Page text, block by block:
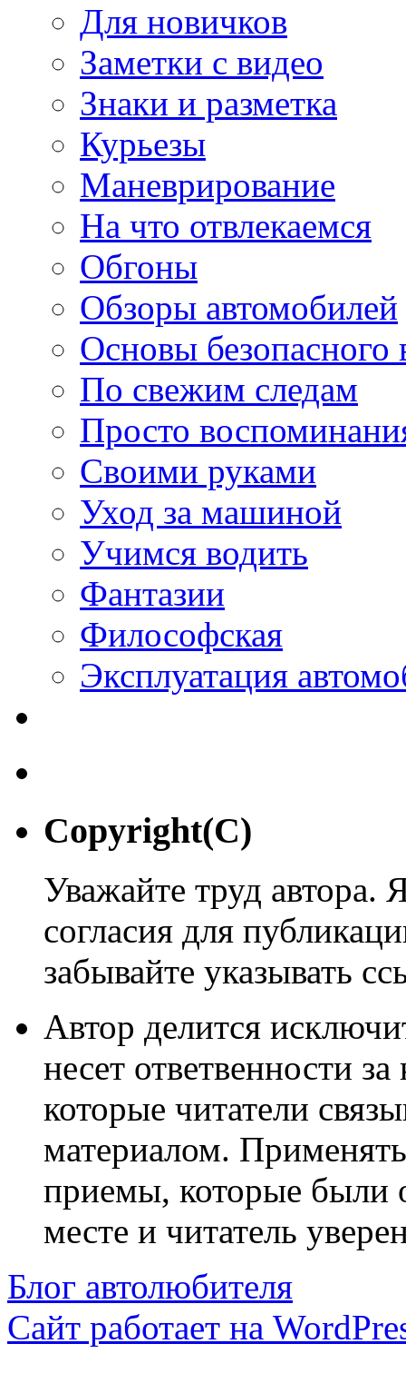
Для новичков
Заметки с видео
Знаки и разметка
Курьезы
Маневрирование
На что отвлекаемся
Обгоны
Обзоры автомобилей
Основы безопасного
По свежим следам
Просто
Своими руками
Уход за машиной
Учимся водить
Фантазии
Философская
Эксплуатация
Copyright(C)
Уважайте труд автора.
согласия для
забывайте указывать
Автор делится
несет ответвенности
которые читатели
материалом.
приемы, которые были
месте и читатель
Блог автолюбителя
Сайт работает на